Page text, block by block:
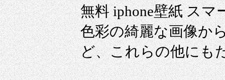
無料 iphone壁紙 ス
色彩の綺麗な画像か
ど、これらの他にも